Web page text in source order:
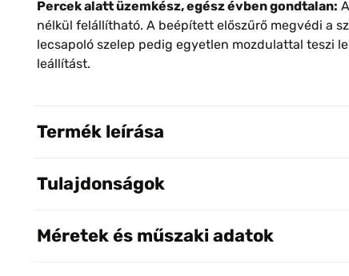
Percek alatt üzemkész, egész évben gondtalan:
nélkül felállítható. A beépített előszűrő megvédi a
lecsapoló szelep pedig egyetlen mozdulattal teszi
leállítást.
Termék leírása
Tulajdonságok
Méretek és műszaki adatok